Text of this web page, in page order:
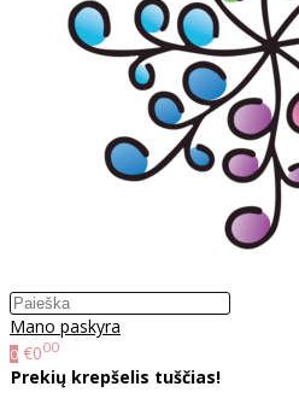
Mano paskyra
0 €000
Prekių krepšelis tuščias!